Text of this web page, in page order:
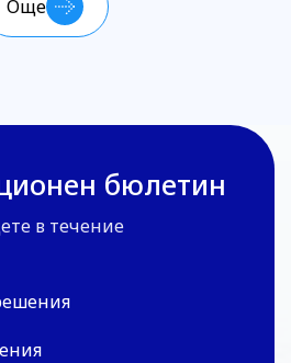
Още
бюлетин
в течение